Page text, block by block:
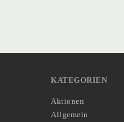
KATEGORIEN
Aktionen
Allgemein